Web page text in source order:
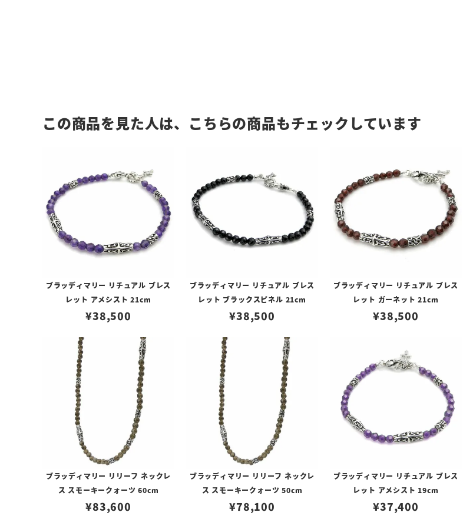
この商品を見た人は、こちらの商品もチェックしています
ブラッディマリー リチュアル ブレス
レット アメシスト 21cm
¥38,500
ブラッディマリー リチュアル ブレス
レット ブラックスピネル 21cm
¥38,500
ブラッディマリー リチュアル ブレス
レット ガーネット 21cm
¥38,500
ブラッディマリー リリーフ ネックレ
ス スモーキークォーツ 60cm
¥83,600
ブラッディマリー リリーフ ネックレ
ス スモーキークォーツ 50cm
¥78,100
ブラッディマリー リチュアル ブレス
レット アメシスト 19cm
¥37,400